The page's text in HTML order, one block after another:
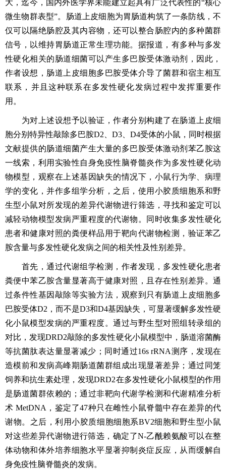
大，迄今，国内外医学界未能建立起具有广泛代表性的“核心
微生物群表型”。肠道上皮细胞为胃肠道构筑了一条防线，不
仅可以隔绝肠腔及其内容物，还可以整合肠腔内的多种菌群
信号，以维持胃肠道正常生理功能。据报道，有多种与多发
性硬化相关的肠道细菌可以产生多巴胺受体激动剂，因此，
作者设想，肠道上皮细胞多巴胺受体介导了菌群和宿主相互
联系，并且这种联系在多发性硬化发病过程中发挥重要作
用。
为对上述设想予以验证，作者分别构建了在肠道上皮细
胞分别特异性敲除多巴胺D2、D3、D4受体的小鼠，同时根据
文献提供的肠道细菌产生大量的多巴胺受体激动剂苯乙胺这
一线索，利用实验性自身免疫性脑脊髓炎作为多发性硬化动
物模型，观察在上述基因缺失的情况下，小鼠行为学、病理
学的变化，并作多组学分析，之后，使用小胶质细胞系和野
生型小鼠对所发现的差异代谢物进行筛选，寻找和鉴定可以
减轻动物模型发病严重程度的代谢物。同时收集多发性硬化
患者和健康对照的粪便样品用于靶向代谢物检测，验证苯乙
胺含量与多发性硬化发病之间的相关性及性别差异。
首先，通过代谢组学检测，作者发现，多发性硬化患者
粪便中苯乙胺含量显著高于健康对照，且存在性别差异。通
过条件性基因敲除等实验方法，观察到只有肠道上皮细胞多
巴胺受体D2，而不是D3和D4基因缺失，可显著缓解多发性硬
化小鼠模型发病的严重程度。通过与野生型对照组转录组的
对比，发现DRD2敲除的多发性硬化小鼠模型中，肠道溶菌酶
等抗菌肽表达量显著减少；同时通过16s rRNA测序，发现在
造模前和发病高峰期肠道菌群组成出现显著差异；通过同笼
饲养和抗生素处理，发现DRD2在多发性硬化小鼠模型的作用
是肠道菌群依赖的；通过非靶向代谢学检测和代谢精准分析
术 MetDNA，鉴定了47种只在雌性小鼠脊髓中存在差异的代
谢物。之后，利用小胶质细胞细胞系BV2细胞和野生型小鼠
对这些差异代谢物进行筛选，确定了N-乙酰赖氨酸可以在整
体动物和体外培养细胞水平显著抑制炎症反应，从而缓解自
身免疫性脑脊髓炎的发病。